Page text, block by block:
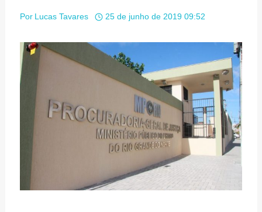
Por Lucas Tavares 25 de junho de 2019 09:52